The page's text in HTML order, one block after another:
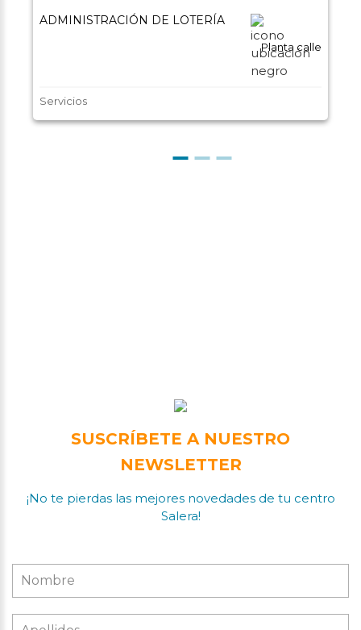
ADMINISTRACIÓN DE LOTERÍA
Planta calle
Servicios
SUSCRÍBETE A NUESTRO
NEWSLETTER
¡No te pierdas las mejores novedades de tu centro
Salera!